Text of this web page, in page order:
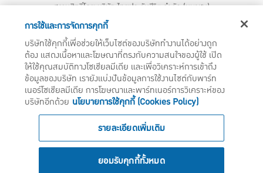
ไทยประกันชีวิต HEALTH CARE SOLUTIONS
สิทธิพิเศษ
แอปพลิเคชัน ไทยประกันชีวิต
ไทยประกันชีวิตแคร์เซ็นเตอร์
ไทยประกันชีวิตเมดิแคร์
ไทยประกันชีวิตอีซี่เพย์
ไทยประกันชีวิตฮอตเคลม
ไทยประกันชีวิตประกันกลุ่ม
บริการสำหรับเจ้าหน้าที่โรงพยาบาล
ไทยประกันชีวิต Telemedicine
สงวนสิทธิ์โดย บริษัท ไทยประกันชีวิต จำกัด (มหาชน)
123 ถนน รัชดาภิเษก แขวงดินแดง เขตดินแดง กรุงเทพฯ 10400 โทรศัพท์ 02-
บริษัทฯ ขอแจ้งให้ผู้ใช้บริการทราบว่า บรรดาข้อความ ภาพ เสียง เนื้อหา ชื่อ ชื่อทางการค้า ส่วนประกอบใดๆ
ทั้งหมดของเว็บไซต์ รวมถึงเครื่องหมายการค้า เครื่องหมาย บริการ ลิขสิทธิ์ สิทธิบัตร ความรู้ต่างๆ ที่ปรากฏ
บนเว็บไซต์ของบริษัทฯ นี้ เป็นงานอันได้รับความคุ้มครองตามกฎหมายทรัพย์สินทางปัญญาของไทยโดยชอบ
ด้วยกฎหมายของบริษัทฯ แต่เพียงผู้เดียว หากบุคคลใดลอกเลียน ปลอมแปลง ทำซ้ำ ดัดแปลง เผยแพร่ต่อ
สาธารณชน จำหน่าย มีไว้ให้เช่า หรือกระทำการใดๆ ในลักษณะที่เป็นการแสวงหาประโยชน์ทางการค้าหรือ
ประโยชน์โดยมิชอบ ไม่ว่าโดยประการใดๆ จากทรัพย์สินทางปัญญาดังกล่าวข้างต้น โดยไม่ได้รับอนุญาตจากบริ
ษัทฯ บริษัทฯ จะดำเนินการตามกฎหมายกับผู้ทำละเมิดสิทธิดังกล่าวโดยทันที
การใช้และการจัดการคุกกี้
บริษัทใช้คุกกี้เพื่อช่วยให้เว็บไซต์ของบริษัททำงานได้อย่างถูก
ต้อง แสดงเนื้อหาและโฆษณาที่ตรงกับความสนใจของผู้ใช้ เปิด
ให้ใช้คุณสมบัติทางโซเชียลมีเดีย และเพื่อวิเคราะห์การเข้าถึง
ข้อมูลของบริษัท เรายังแบ่งปันข้อมูลการใช้งานไซต์กับพาร์ท
เนอร์โซเชียลมีเดีย การโฆษณาและพาร์ทเนอร์การวิเคราะห์ของ
บริษัทอีกด้วย นโยบายการใช้คุกกี้ (Cookies Policy)
รายละเอียดเพิ่มเติม
ยอมรับคุกกี้ทั้งหมด